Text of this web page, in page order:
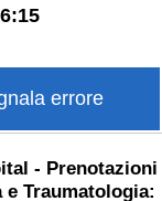
errore
- Prenotazioni
Traumatologia: